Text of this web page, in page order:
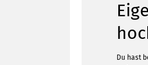
Du hast